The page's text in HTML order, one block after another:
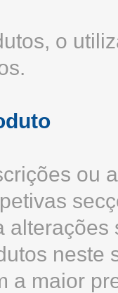
o
ou
alterações
neste
a maior